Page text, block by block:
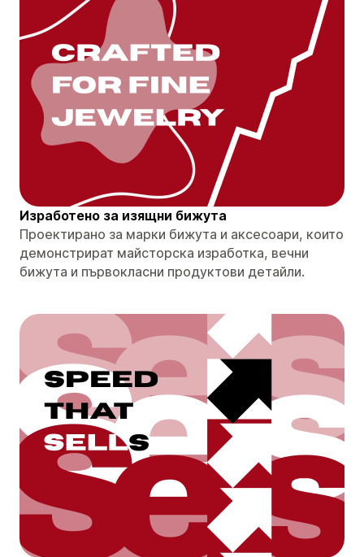
Изработено за изящни бижута
Проектирано за марки бижута и аксесоари, които
демонстрират майсторска изработка, вечни
бижута и първокласни продуктови детайли.